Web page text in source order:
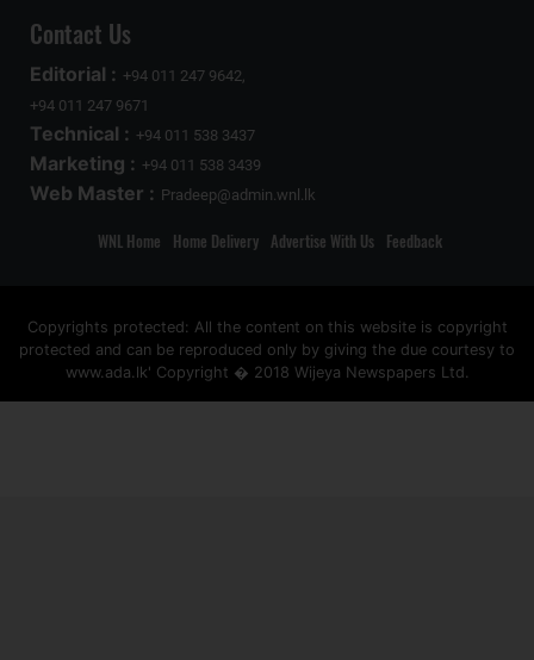
Contact Us
Editorial : +94 011 247 9642,
+94 011 247 9671
Technical : +94 011 538 3437
Marketing : +94 011 538 3439
Web Master : Pradeep@admin.wnl.lk
WNL Home Home Delivery Advertise With Us Feedback
Copyrights protected: All the content on this website is copyright
protected and can be reproduced only by giving the due courtesy to
www.ada.lk' Copyright � 2018 Wijeya Newspapers Ltd.